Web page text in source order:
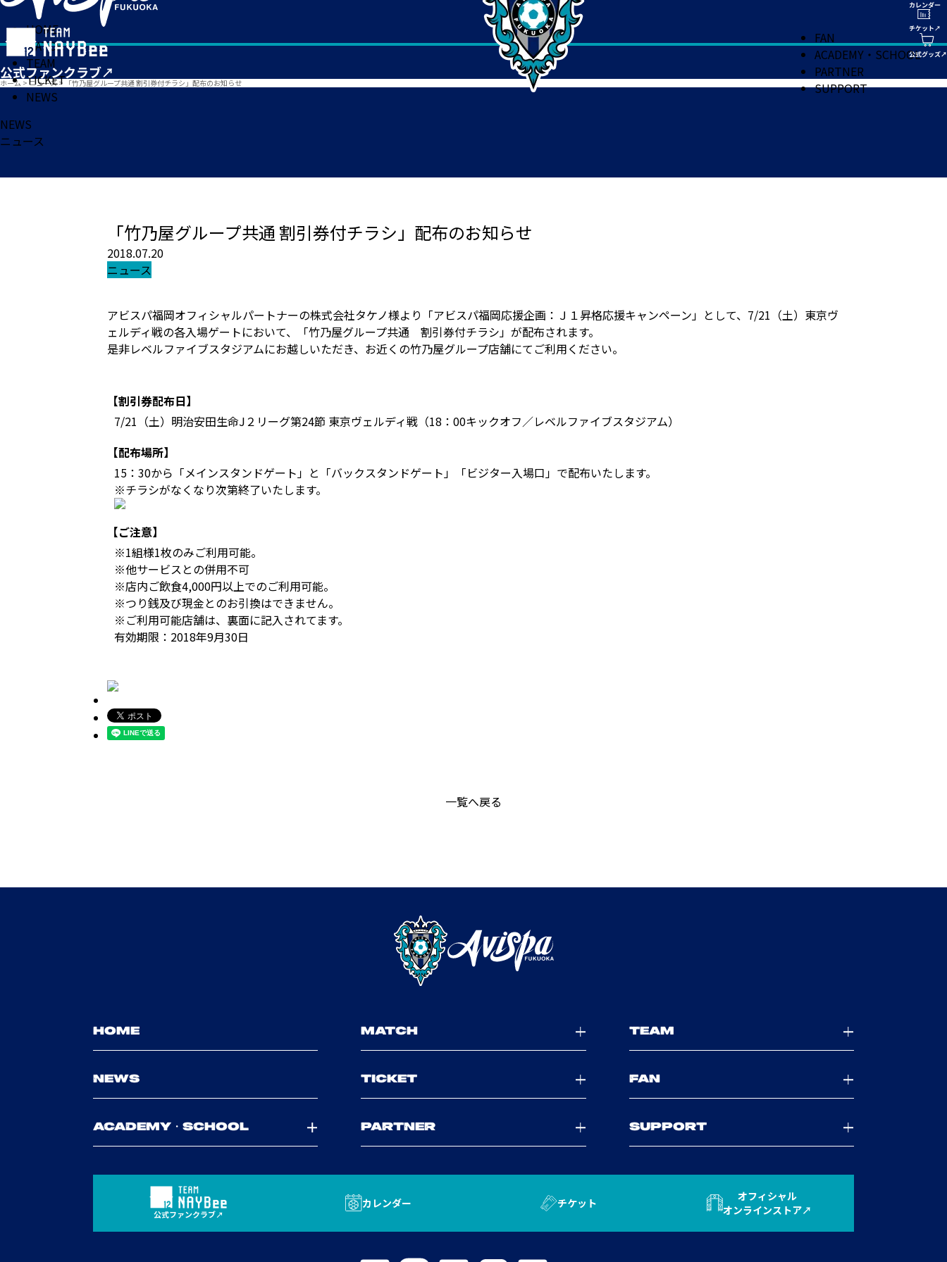
HOME
MATCH
TEAM
TICKET
NEWS
FAN
ACADEMY・SCHOOL
PARTNER
SUPPORT
ホーム > ニュース> 「竹乃屋グループ共通 割引券付チラシ」配布のお知らせ
NEWS
ニュース
「竹乃屋グループ共通 割引券付チラシ」配布のお知らせ
2018.07.20
ニュース
アビスパ福岡オフィシャルパートナーの株式会社タケノ様より「アビスパ福岡応援企画：Ｊ１昇格応援キャンペーン」として、7/21（土）東京ヴ
ェルディ戦の各入場ゲートにおいて、「竹乃屋グループ共通 割引券付チラシ」が配布されます。
是非レベルファイブスタジアムにお越しいただき、お近くの竹乃屋グループ店舗にてご利用ください。
【割引券配布日】
7/21（土）明治安田生命J２リーグ第24節 東京ヴェルディ戦（18：00キックオフ／レベルファイブスタジアム）
【配布場所】
15：30から「メインスタンドゲート」と「バックスタンドゲート」「ビジター入場口」で配布いたします。
※チラシがなくなり次第終了いたします。
【ご注意】
※1組様1枚のみご利用可能。
※他サービスとの併用不可
※店内ご飲食4,000円以上でのご利用可能。
※つり銭及び現金とのお引換はできません。
※ご利用可能店舗は、裏面に記入されてます。
有効期限：2018年9月30日
一覧へ戻る
HOME MATCH TEAM
NEWS TICKET FAN
ACADEMY・SCHOOL PARTNER SUPPORT
公式ファンクラブ
カレンダー チケット
オフィシャル
オンラインストア